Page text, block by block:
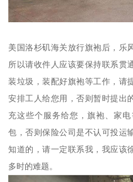
美国洛杉矶海关放行旗袍后，乐
所以请收件人应该要保持联系贯
装垃圾，装配好旗袍等工作，请
安排工人给您用，否则暂时提出
充这些个服务给您，旗袍、家
包，否则保险公司是不认可投运
知道的，请一定联系我，我应该
多时的难题。